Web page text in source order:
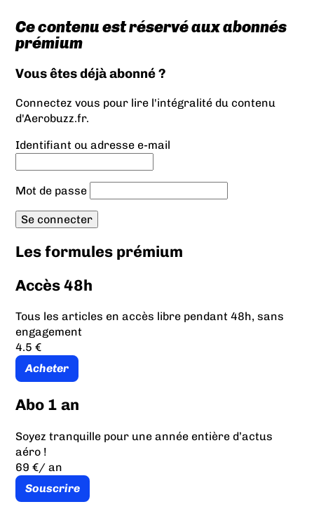
Ce contenu est réservé aux abonnés
prémium
Vous êtes déjà abonné ?
Connectez vous pour lire l'intégralité du contenu
d'Aerobuzz.fr.
Identifiant ou adresse e-mail
Mot de passe
Les formules prémium
Accès 48h
Tous les articles en accès libre pendant 48h, sans
engagement
4.5 €
Acheter
Abo 1 an
Soyez tranquille pour une année entière d’actus
aéro !
69 €/ an
Souscrire